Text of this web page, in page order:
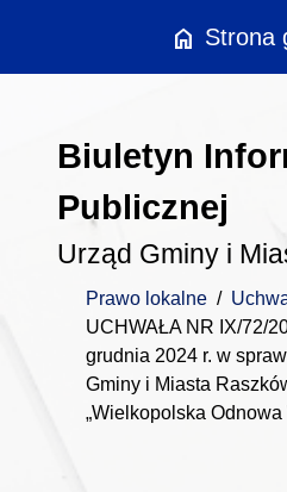
home Strona
Biuletyn
Publicznej
Urząd Gminy i
Prawo lokalne /
UCHWAŁA NR IX/72/
grudnia 2024 r. w
Gminy i Miasta
„Wielkopolska Odnowa